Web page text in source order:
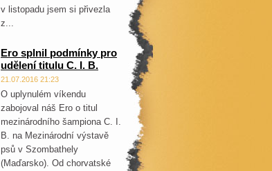
v listopadu jsem si přivezla
z...
Ero splnil podmínky pro
udělení titulu C. I. B.
21.07.2016 21:23
O uplynulém víkendu
zabojoval náš Ero o titul
mezinárodního šampiona C. I.
B. na Mezinárodní výstavě
psů v Szombathely
(Maďarsko). Od chorvatské